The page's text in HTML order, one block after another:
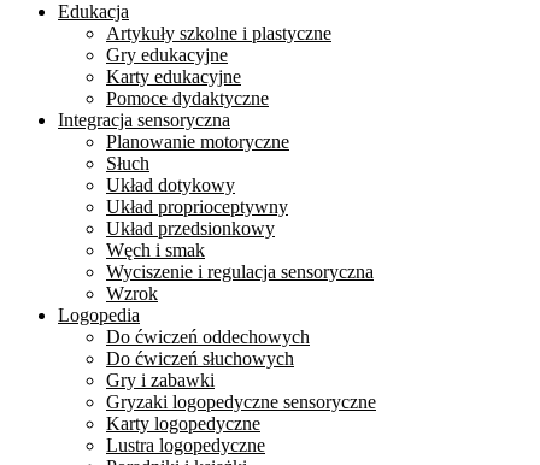
Edukacja
Artykuły szkolne i plastyczne
Gry edukacyjne
Karty edukacyjne
Pomoce dydaktyczne
Integracja sensoryczna
Planowanie motoryczne
Słuch
Układ dotykowy
Układ proprioceptywny
Układ przedsionkowy
Węch i smak
Wyciszenie i regulacja sensoryczna
Wzrok
Logopedia
Do ćwiczeń oddechowych
Do ćwiczeń słuchowych
Gry i zabawki
Gryzaki logopedyczne sensoryczne
Karty logopedyczne
Lustra logopedyczne